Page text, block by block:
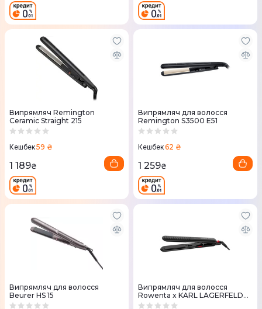
Випрямляч Remington
Ceramic Straight 215
Кешбек59 ₴
1 189₴
Випрямляч для волосся
Remington S3500 E51
Кешбек62 ₴
1 259₴
Випрямляч для волосся
Beurer HS 15
Випрямляч для волосся
Rowenta x KARL LAGERFELD
SF323LF0